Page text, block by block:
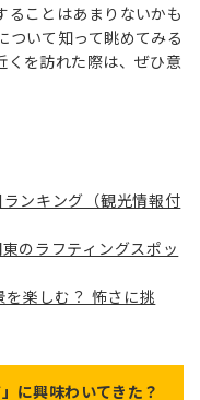
ることはあまりないかも
ついて知って眺めてみる
くを訪れた際は、ぜひ意
ンキング（観光情報付
のラフティングスポッ
楽しむ？ 怖さに挑
」に興味わいてきた？